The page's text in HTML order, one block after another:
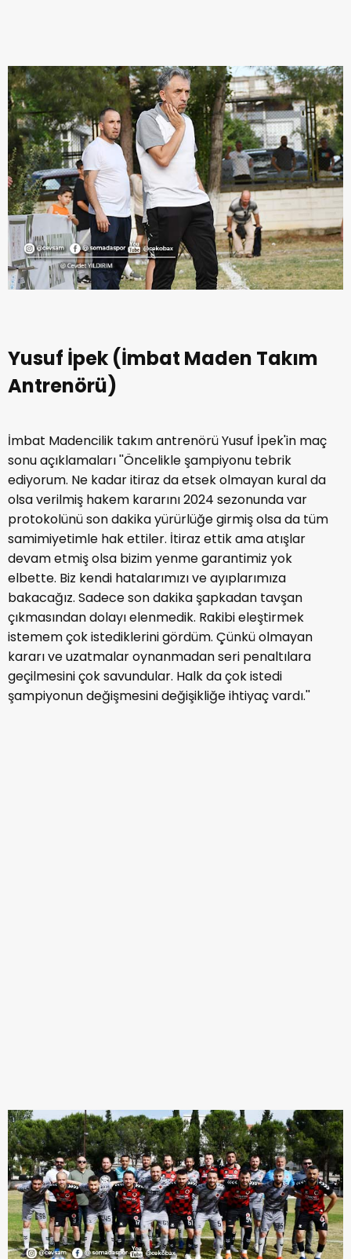
Yusuf İpek (İmbat Maden Takım
Antrenörü)
İmbat Madencilik takım antrenörü Yusuf İpek'in maç
sonu açıklamaları ''Öncelikle şampiyonu tebrik
ediyorum. Ne kadar itiraz da etsek olmayan kural da
olsa verilmiş hakem kararını 2024 sezonunda var
protokolünü son dakika yürürlüğe girmiş olsa da tüm
samimiyetimle hak ettiler. İtiraz ettik ama atışlar
devam etmiş olsa bizim yenme garantimiz yok
elbette. Biz kendi hatalarımızı ve ayıplarımıza
bakacağız. Sadece son dakika şapkadan tavşan
çıkmasından dolayı elenmedik. Rakibi eleştirmek
istemem çok istediklerini gördüm. Çünkü olmayan
kararı ve uzatmalar oynanmadan seri penaltılara
geçilmesini çok savundular. Halk da çok istedi
şampiyonun değişmesini değişikliğe ihtiyaç vardı.''